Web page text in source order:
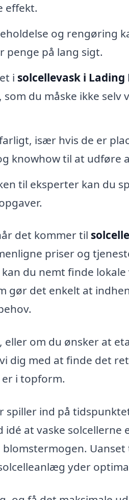
effekt.
og rengøring
penge på lang sigt.
i solcellevask i Lading
du måske ikke
især hvis de er
knowhow til at udføre
til eksperter kan du
det kommer til
priser og
kan du nemt finde
gør det enkelt at
om du ønsker at
dig med at finde det
i topform.
spiller ind på
at vaske solcellerne
yder